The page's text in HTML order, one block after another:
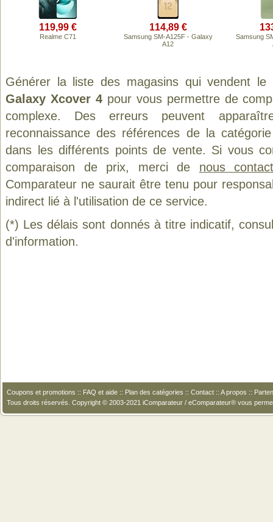
119,99 €
Realme C71
114,89 €
Samsung SM-A125F - Galaxy
A12
Samsung
Générer la liste des magasins qui vendent
Galaxy Xcover 4pour vous permettre de
complexe. Des erreurs peuvent
reconnaissance des références de la
dans les différents points de vente. Si vous
comparaison de prix, merci de nous
Comparateur ne saurait être tenu pour
indirect lié à l'utilisation de ce service.
(*) Les délais sont donnés à titre indicatif,
d'information.
Coupons et promotions :: FAQ et aide :: Plan des catégories :: Contact :: A propos ::
Tous droits réservés. Copyright © 2003-2021 iComparateur / eComparateur® vous